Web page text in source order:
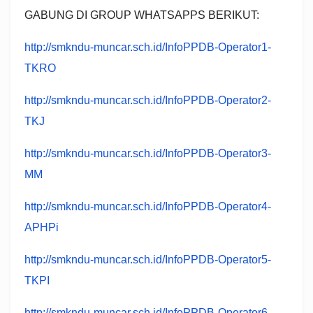
GABUNG DI GROUP WHATSAPPS BERIKUT:
http://smkndu-muncar.sch.id/InfoPPDB-Operator1-
TKRO
http://smkndu-muncar.sch.id/InfoPPDB-Operator2-
TKJ
http://smkndu-muncar.sch.id/InfoPPDB-Operator3-
MM
http://smkndu-muncar.sch.id/InfoPPDB-Operator4-
APHPi
http://smkndu-muncar.sch.id/InfoPPDB-Operator5-
TKPI